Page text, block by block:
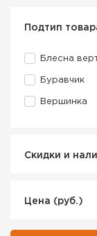
Подтип
Блесна
Буравчик
Вершинка
Скидки и
Цена (руб.)